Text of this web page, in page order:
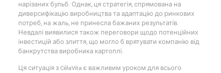
нарізаних бульб. Однак, ця стратегія, спрямована на
диверсифікацію виробництва та адаптацію до ринкових
потреб, на жаль, не принесла бажаних результатів.
Невдалі виявилися також переговори щодо потенційних
інвестицій або злиття, що могло б врятувати компанію від
банкрутства виробника картоплі.
Ця ситуація з CêlaVíta є важливим уроком для всього